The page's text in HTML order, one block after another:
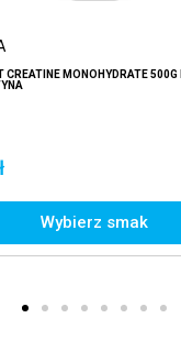
CREATINE MONOHYDRATE
Wybierz smak